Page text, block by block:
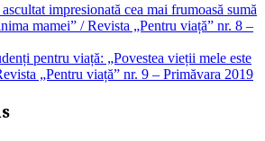
impresionată cea mai frumoasă sumă
mamei” / Revista „Pentru viață” nr. 8 –
pentru viață: „Povestea vieții mele este
„Pentru viață” nr. 9 – Primăvara 2019